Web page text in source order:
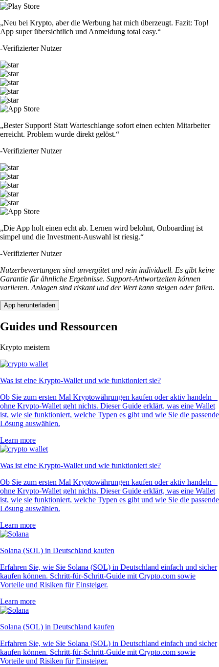
„Neu bei Krypto, aber die Werbung hat mich überzeugt. Fazit: Top!
App super übersichtlich und Anmeldung total easy.“
-Verifizierter Nutzer
„Bester Support! Statt Warteschlange sofort einen echten Mitarbeiter
erreicht. Problem wurde direkt gelöst.“
-Verifizierter Nutzer
„Die App holt einen echt ab. Lernen wird belohnt, Onboarding ist
simpel und die Investment-Auswahl ist riesig.“
-Verifizierter Nutzer
Nutzerbewertungen sind unvergütet und rein individuell. Es gibt keine
Garantie für ähnliche Ergebnisse. Support-Antwortzeiten können
variieren. Anlagen sind riskant und der Wert kann steigen oder fallen.
App herunterladen
Guides und Ressourcen
Krypto meistern
Was ist eine Krypto-Wallet und wie funktioniert sie?
Ob Sie zum ersten Mal Kryptowährungen kaufen oder aktiv handeln –
ohne Krypto-Wallet geht nichts. Dieser Guide erklärt, was eine Wallet
ist, wie sie funktioniert, welche Typen es gibt und wie Sie die passende
Lösung auswählen.
Learn more
Was ist eine Krypto-Wallet und wie funktioniert sie?
Ob Sie zum ersten Mal Kryptowährungen kaufen oder aktiv handeln –
ohne Krypto-Wallet geht nichts. Dieser Guide erklärt, was eine Wallet
ist, wie sie funktioniert, welche Typen es gibt und wie Sie die passende
Lösung auswählen.
Learn more
Solana (SOL) in Deutschland kaufen
Erfahren Sie, wie Sie Solana (SOL) in Deutschland einfach und sicher
kaufen können. Schritt-für-Schritt-Guide mit Crypto.com sowie
Vorteile und Risiken für Einsteiger.
Learn more
Solana (SOL) in Deutschland kaufen
Erfahren Sie, wie Sie Solana (SOL) in Deutschland einfach und sicher
kaufen können. Schritt-für-Schritt-Guide mit Crypto.com sowie
Vorteile und Risiken für Einsteiger.